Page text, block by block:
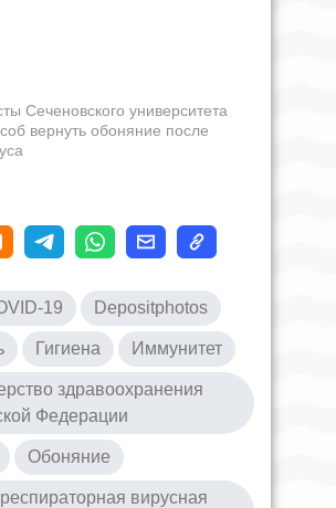
Сеченовского университета
вернуть обоняние после
19 Depositphotos
Гигиена Иммунитет
здравоохранения
Федерации
Обоняние
вирусная